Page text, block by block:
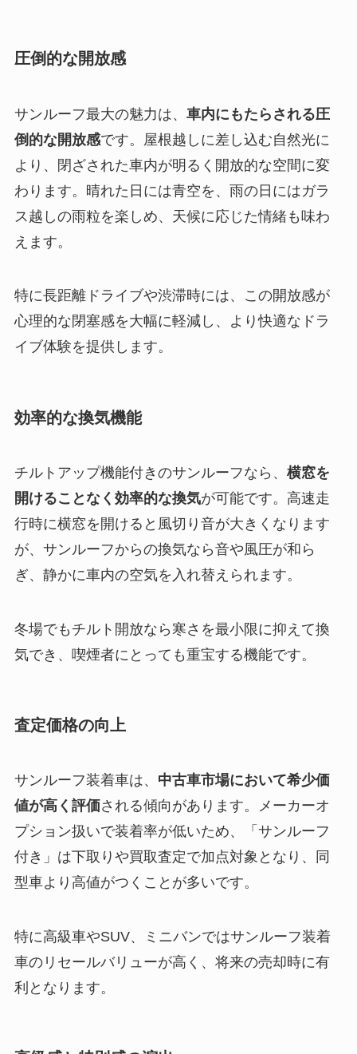
圧倒的な開放感
サンルーフ最大の魅力は、 車内にもたらされる圧
倒的な開放感です。屋根越しに差し込む自然光に
より、閉ざされた車内が明るく開放的な空間に変
わります。晴れた日には青空を、雨の日にはガラ
ス越しの雨粒を楽しめ、天候に応じた情緒も味わ
えます。
特に長距離ドライブや渋滞時には、この開放感が
心理的な閉塞感を大幅に軽減し、より快適なドラ
イブ体験を提供します。
効率的な換気機能
チルトアップ機能付きのサンルーフなら、 横窓を
開けることなく効率的な換気が可能です。高速走
行時に横窓を開けると風切り音が大きくなります
が、サンルーフからの換気なら音や風圧が和ら
ぎ、静かに車内の空気を入れ替えられます。
冬場でもチルト開放なら寒さを最小限に抑えて換
気でき、喫煙者にとっても重宝する機能です。
査定価格の向上
サンルーフ装着車は、 中古車市場において希少価
値が高く評価される傾向があります。メーカーオ
プション扱いで装着率が低いため、「サンルーフ
付き」は下取りや買取査定で加点対象となり、同
型車より高値がつくことが多いです。
特に高級車やSUV、ミニバンではサンルーフ装着
車のリセールバリューが高く、将来の売却時に有
利となります。